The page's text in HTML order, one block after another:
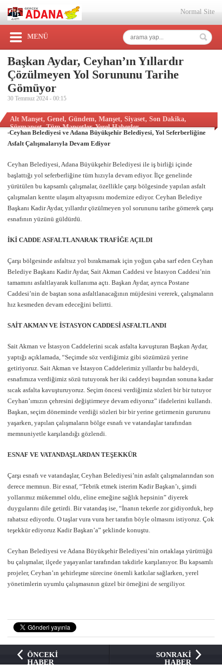
Normal Site
MENÜ
Başkan Aydar, Ceyhan’ın Yıllardır
Çözülmeyen Yol Sorununu Tarihe
Gömüyor
30 Temmuz 2024 - 00:15
Alt Manşet, Genel, Gündem, Manşet, Siyaset, Son Dakika,
Sürmanşet,Tüm Manşetler,Yerel Haberler
-Ceyhan Belediyesi ve Adana Büyükşehir Belediyesi, Yol Seferberliğine
Asfalt Çalışmalarıyla Devam Ediyor
Ceyhan Belediyesi, Adana Büyükşehir Belediyesi ile iş birliği içinde
başlattığı yol seferberliğine tüm hızıyla devam ediyor. İlçe genelinde
yürütülen bu kapsamlı çalışmalar, özellikle çarşı bölgesinde yapılan asfalt
çalışmaları kentte ulaşım altyapısını modernize ediyor. Ceyhan Belediye
Başkanı Kadir Aydar, yıllardır çözülmeyen yol sorununu tarihe gömerek çarşı
esnafının yüzünü güldürdü.
İKİ CADDE ASFALTLANARAK TRAFİĞE AÇILDI
Çarşı bölgesinde asfaltsız yol bırakmamak için yoğun çaba sarf eden Ceyhan
Belediye Başkanı Kadir Aydar, Sait Akman Caddesi ve İstasyon Caddesi’nin
tamamını asfaltlayarak kullanıma açtı. Başkan Aydar, ayrıca Postane
Caddesi’nin de baştan sona asfaltlanacağının müjdesini vererek, çalışmaların
hız kesmeden devam edeceğini belirtti.
SAİT AKMAN VE İSTASYON CADDESİ ASFALTLANDI
Sait Akman ve İstasyon Caddelerini sıcak asfalta kavuşturan Başkan Aydar,
yaptığı açıklamada, “Seçimde söz verdiğimiz gibi sözümüzü yerine
getiriyoruz. Sait Akman ve İstasyon Caddelerimiz yıllardır bu haldeydi,
esnafımıza verdiğimiz sözü tutuyorak her iki caddeyi başından sonuna kadar
sıcak asfalta kavuşturuyoruz. Seçim öncesi verdiğimiz sözleri bir bir tutuyor
Ceyhan’ımızın çehresini değiştirmeye devam ediyoruz” ifadelerini kullandı.
Başkan, seçim döneminde verdiği sözleri bir bir yerine getirmenin gururunu
yaşarken, yapılan çalışmaların bölge esnafı ve vatandaşlar tarafından
memnuniyetle karşılandığı gözlendi.
ESNAF VE VATANDAŞLARDAN TEŞEKKÜR
Çarşı esnafı ve vatandaşlar, Ceyhan Belediyesi’nin asfalt çalışmalarından son
derece memnun. Bir esnaf, “Tebrik etmek isterim Kadir Başkan’ı, şimdi
yollarımız mükemmel oldu, eline emeğine sağlık hepsinin” diyerek
duygularını dile getirdi. Bir vatandaş ise, “İnanın tekerle zor gidiyorduk, hep
rahatsız ediyordu. O taşlar vura vura her tarafın böyle olmasını istiyoruz. Çok
teşekkür ediyoruz Kadir Başkan’a” şeklinde konuştu.
Ceyhan Belediyesi ve Adana Büyükşehir Belediyesi’nin ortaklaşa yürüttüğü
bu çalışmalar, ilçede yaşayanlar tarafından takdirle karşılanıyor. Bu kapsamlı
projeler, Ceyhan’ın şehirleşme sürecine önemli katkılar sağlarken, yerel
yönetimlerin uyumlu çalışmasının güzel bir örneğini de sergiliyor.
ÖNCEKİ
HABER
SONRAKİ
HABER